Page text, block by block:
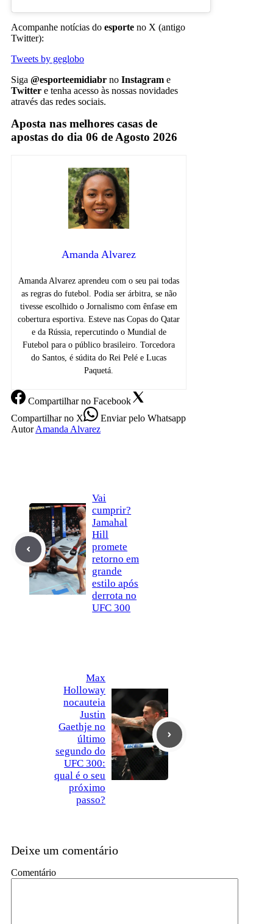
Acompanhe notícias do esporte no X (antigo
Twitter):
Tweets by geglobo
Siga @esporteemidiabr no Instagram e
Twitter e tenha acesso às nossas novidades
através das redes sociais.
Aposta nas melhores casas de
apostas do dia 06 de Agosto 2026
Amanda Alvarez
Amanda Alvarez aprendeu com o seu pai todas
as regras do futebol. Podia ser árbitra, se não
tivesse escolhido o Jornalismo com ênfase em
cobertura esportiva. Esteve nas Copas do Qatar
e da Rússia, repercutindo o Mundial de
Futebol para o público brasileiro. Torcedora
do Santos, é súdita do Rei Pelé e Lucas
Paquetá.
Compartilharno Facebook
Compartilharno X Enviarpelo Whatsapp
Autor Amanda Alvarez
Vai
cumprir?
Jamahal
Hill
promete
retorno em
grande
estilo após
derrota no
UFC 300
Max
Holloway
nocauteia
Justin
Gaethje no
último
segundo do
UFC 300:
qual é o seu
próximo
passo?
Deixe um comentário
Comentário